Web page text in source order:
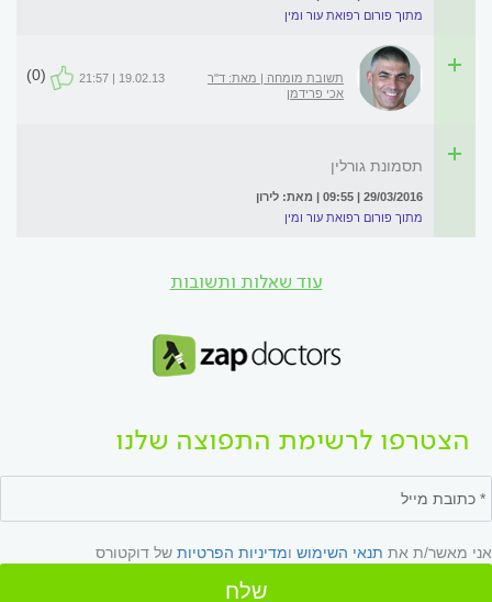
מתוך פורום רפואת עור ומין
תשובת מומחה | מאת: ד"ר
אכי פרידמן
19.02.13 | 21:57
(0)
תסמונת גורלין
29/03/2016 | 09:55 | מאת: לירון
מתוך פורום רפואת עור ומין
עוד שאלות ותשובות
הצטרפו לרשימת התפוצה שלנו
אני מאשר/ת את תנאי השימוש ומדיניות הפרטיות של דוקטורס
שלח